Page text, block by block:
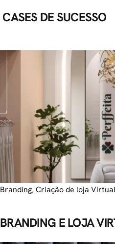
CASES DE SUCESSO
Branding, Criação de loja Virtual
BRANDING E LOJA